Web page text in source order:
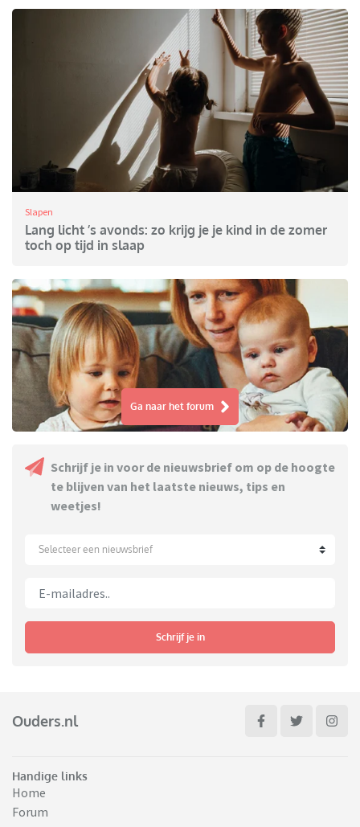
Slapen
Lang licht ’s avonds: zo krijg je je kind in de zomer
toch op tijd in slaap
Ga naar het forum
Schrijf je in voor de nieuwsbrief om op de hoogte
te blijven van het laatste nieuws, tips en
weetjes!
Selecteer een nieuwsbrief
Schrijf je in
Ouders.nl
Handige links
Home
Forum